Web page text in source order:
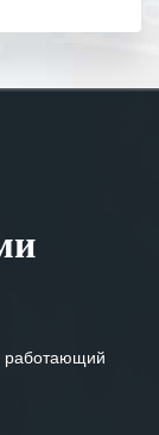
работающий